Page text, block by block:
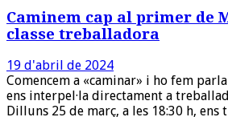
Caminem cap al primer de
classe treballadora
19 d'abril de 2024
Comencem a «caminar» i ho fem
ens interpel·la directament a
Dilluns 25 de març, a les 18:30 h, ens